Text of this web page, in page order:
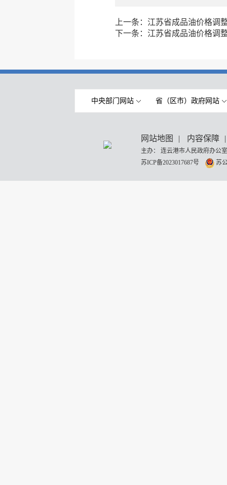
上一条： 江苏省成品油价格调
下一条： 江苏省成品油价格调
中央部门网站 省（区市）政府网站
网站地图 | 内容保障 |
主办： 连云港市人民政府办
苏ICP备2023017687号
苏